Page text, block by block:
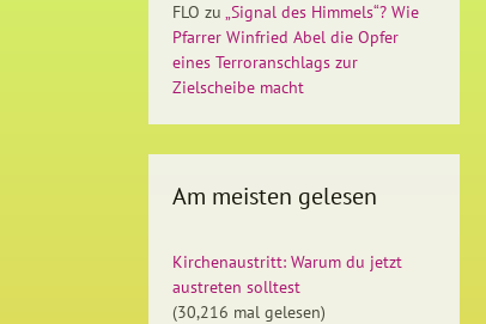
FLO zu „Signal des Himmels“? Wie
Pfarrer Winfried Abel die Opfer
eines Terroranschlags zur
Zielscheibe macht
Am meisten gelesen
Kirchenaustritt: Warum du jetzt
austreten solltest
(30,216 mal gelesen)